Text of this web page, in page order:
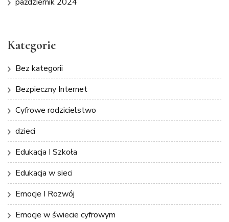
Kategorie
Bez kategorii
Bezpieczny Internet
Cyfrowe rodzicielstwo
dzieci
Edukacja I Szkoła
Edukacja w sieci
Emocje I Rozwój
Emocje w świecie cyfrowym